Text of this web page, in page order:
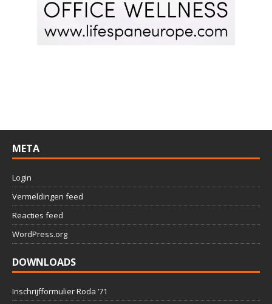
META
Login
Vermeldingen feed
Reacties feed
WordPress.org
DOWNLOADS
Inschrijfformulier Roda ’71